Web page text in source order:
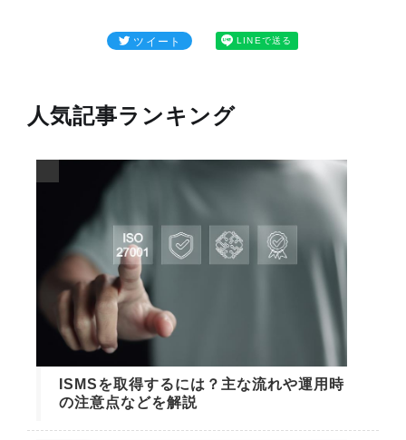
ツイート LINEで送る
人気記事ランキング
ISMSを取得するには？主な流れや運用時
の注意点などを解説